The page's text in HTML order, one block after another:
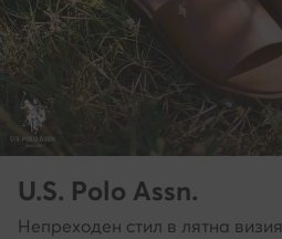
U.S. Polo Assn.
Непреходен стил в лятна визия